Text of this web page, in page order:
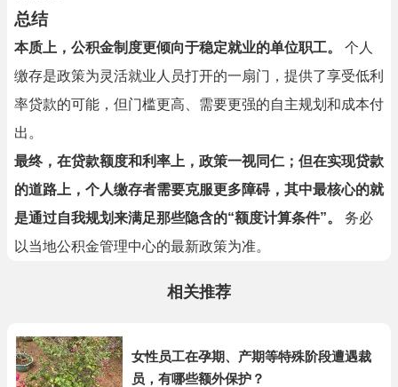
总结
本质上，公积金制度更倾向于稳定就业的单位职工。
个人
缴存是政策为灵活就业人员打开的一扇门，提供了享受低利
率贷款的可能，但门槛更高、需要更强的自主规划和成本付
出。
最终，在贷款额度和利率上，政策一视同仁；但在实现贷款
的道路上，个人缴存者需要克服更多障碍，其中最核心的就
是通过自我规划来满足那些隐含的“额度计算条件”。
务必
以当地公积金管理中心的最新政策为准。
相关推荐
女性员工在孕期、产期等特殊阶段遭遇裁
员，有哪些额外保护？